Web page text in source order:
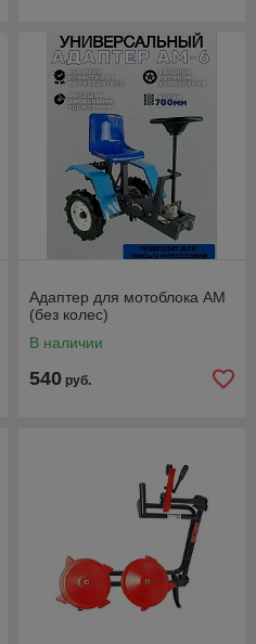
Адаптер для мотоблока АМ
(без колес)
В наличии
540 руб.